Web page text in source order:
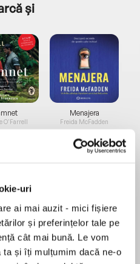
uri
ai mai auzit - mici fișiere
și preferințelor tale pe
cât mai bună. Le vom
și îți mulțumim dacă ne-o
și
O'Farrell
îmbracă de
la...
Menajera
Freida McFadden
Migdală
Sohn Won-pyung